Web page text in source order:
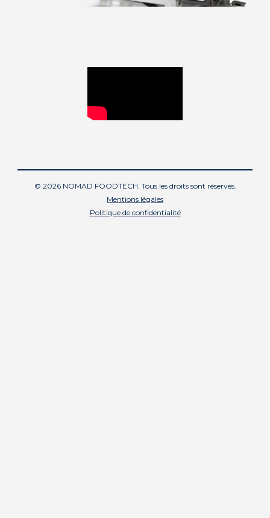
© 2026 NOMAD FOODTECH. Tous les droits sont réservés.
Mentions légales
Politique de confidentialité